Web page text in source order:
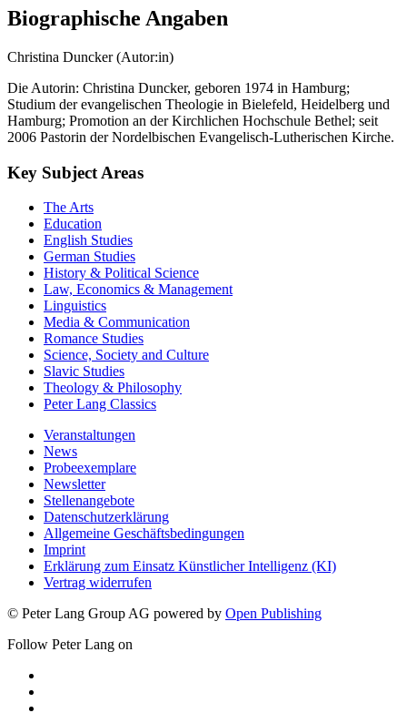
Biographische Angaben
Christina Duncker (Autor:in)
Die Autorin: Christina Duncker, geboren 1974 in Hamburg;
Studium der evangelischen Theologie in Bielefeld, Heidelberg und
Hamburg; Promotion an der Kirchlichen Hochschule Bethel; seit
2006 Pastorin der Nordelbischen Evangelisch-Lutherischen Kirche.
Key Subject Areas
The Arts
Education
English Studies
German Studies
History & Political Science
Law, Economics & Management
Linguistics
Media & Communication
Romance Studies
Science, Society and Culture
Slavic Studies
Theology & Philosophy
Peter Lang Classics
Veranstaltungen
News
Probeexemplare
Newsletter
Stellenangebote
Datenschutzerklärung
Allgemeine Geschäftsbedingungen
Imprint
Erklärung zum Einsatz Künstlicher Intelligenz (KI)
Vertrag widerrufen
© Peter Lang Group AG powered by Open Publishing
Follow Peter Lang on